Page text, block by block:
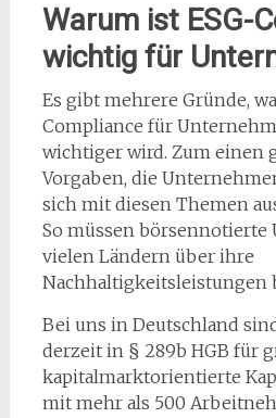
Warum ist ESG-
wichtig für
Es gibt mehrere Gründe,
Compliance für
wichtiger wird. Zum einen
Vorgaben, die
sich mit diesen Themen
So müssen
vielen Ländern über ihre
Nachhaltigkeitsleistungen
Bei uns in Deutschland
derzeit in § 289b HGB für
kapitalmarktorientierte
mit mehr als 500